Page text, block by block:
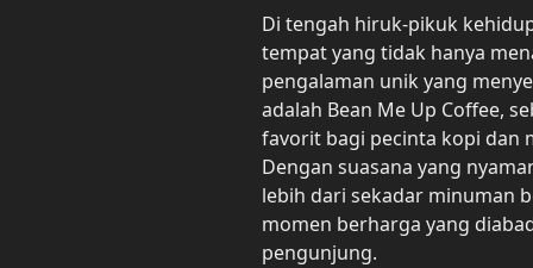
Di tengah hiruk-pikuk
tempat yang tidak hanya
pengalaman unik yang
adalah Bean Me Up Coffee,
favorit bagi pecinta kopi dan
Dengan suasana yang
lebih dari sekadar minuman
momen berharga yang
pengunjung.